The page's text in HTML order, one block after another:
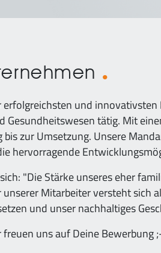
erfolgreichsten und
Gesundheitswesen tätig. Mit
zur Umsetzung. Unsere
hervorragende
"Die Stärke unseres eher
unserer Mitarbeiter versteht
und unser nachhaltiges
uns auf Deine Bewerbung